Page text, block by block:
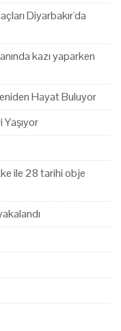
Diyarbakır'da
kazı yaparken
Hayat Buluyor
ile 28 tarihi obje